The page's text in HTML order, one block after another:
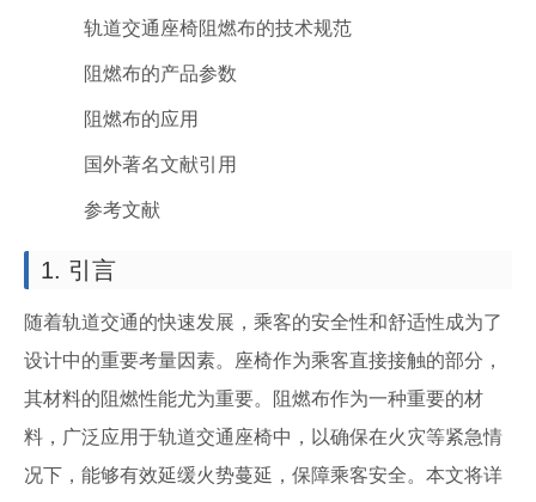
轨道交通座椅阻燃布的技术规范
阻燃布的产品参数
阻燃布的应用
国外著名文献引用
参考文献
1. 引言
随着轨道交通的快速发展，乘客的安全性和舒适性成为了
设计中的重要考量因素。座椅作为乘客直接接触的部分，
其材料的阻燃性能尤为重要。阻燃布作为一种重要的材
料，广泛应用于轨道交通座椅中，以确保在火灾等紧急情
况下，能够有效延缓火势蔓延，保障乘客安全。本文将详